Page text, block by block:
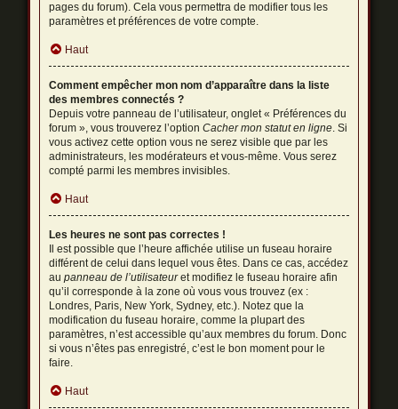
pages du forum). Cela vous permettra de modifier tous les
paramètres et préférences de votre compte.
Haut
Comment empêcher mon nom d’apparaître dans la liste
des membres connectés ?
Depuis votre panneau de l’utilisateur, onglet « Préférences du
forum », vous trouverez l’optionCacher mon statut en ligne. Si
vous activez cette option vous ne serez visible que par les
administrateurs, les modérateurs et vous-même. Vous serez
compté parmi les membres invisibles.
Haut
Les heures ne sont pas correctes !
Il est possible que l’heure affichée utilise un fuseau horaire
différent de celui dans lequel vous êtes. Dans ce cas, accédez
aupanneau de l’utilisateuret modifiez le fuseau horaire afin
qu’il corresponde à la zone où vous vous trouvez (ex :
Londres, Paris, New York, Sydney, etc.). Notez que la
modification du fuseau horaire, comme la plupart des
paramètres, n’est accessible qu’aux membres du forum. Donc
si vous n’êtes pas enregistré, c’est le bon moment pour le
faire.
Haut